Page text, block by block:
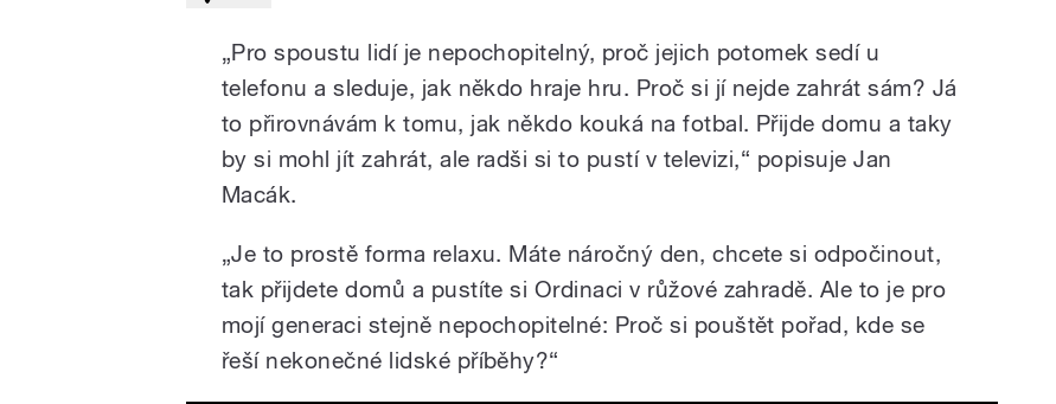
„Pro spoustu lidí je nepochopitelný, proč jejich potomek sedí u
telefonu a sleduje, jak někdo hraje hru. Proč si jí nejde zahrát sám? Já
to přirovnávám k tomu, jak někdo kouká na fotbal. Přijde domu a taky
by si mohl jít zahrát, ale radši si to pustí v televizi,“ popisuje Jan
Macák.
„Je to prostě forma relaxu. Máte náročný den, chcete si odpočinout,
tak přijdete domů a pustíte si Ordinaci v růžové zahradě. Ale to je pro
mojí generaci stejně nepochopitelné: Proč si pouštět pořad, kde se
řeší nekonečné lidské příběhy?“